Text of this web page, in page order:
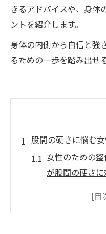
きるアドバイスや、身体
ントを紹介します。
身体の内側から自信と強
るための一歩を踏み出せ
股間の硬さに悩む
女性のための
が股間の硬さ
整体院ワイル
のしなやかさ体